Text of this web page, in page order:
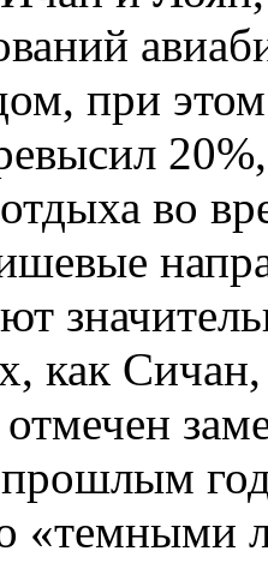
при
во
как
«темными